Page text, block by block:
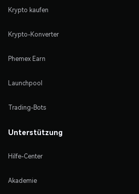
Krypto kaufen
Krypto-Konverter
Phemex Earn
Launchpool
Trading-Bots
Unterstützung
Hilfe-Center
Akademie